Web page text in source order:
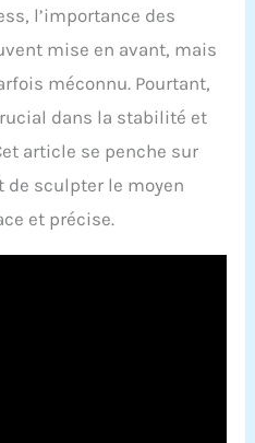
l’importance des
mise en avant, mais
méconnu. Pourtant,
dans la stabilité et
article se penche sur
sculpter le moyen
et précise.